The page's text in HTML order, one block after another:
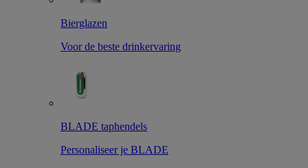
Bierglazen
Voor de beste drinkervaring
BLADE taphendels
Personaliseer je BLADE